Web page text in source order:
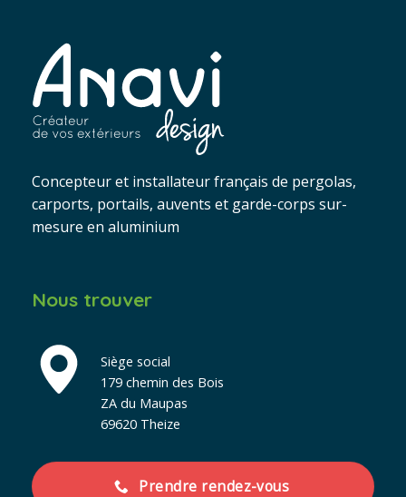
Concepteur et installateur français de pergolas,
carports, portails, auvents et garde-corps sur-
mesure en aluminium
Nous trouver
Siège social
179 chemin des Bois
ZA du Maupas
69620 Theize
Prendre rendez-vous